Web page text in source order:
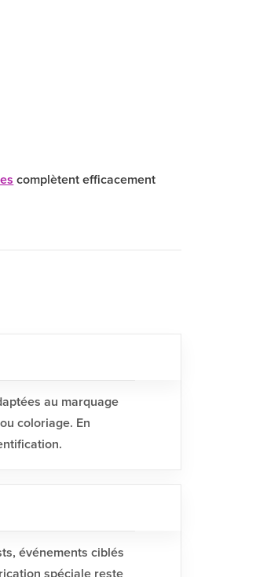
complètent efficacement
au marquage
coloriage. En
événements ciblés
spéciale reste